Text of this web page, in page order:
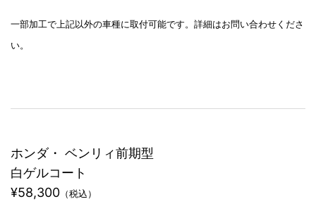
一部加工で上記以外の車種に取付可能です。詳細はお問い合わせくださ
い。
ホンダ・ ベンリィ前期型
白ゲルコート
¥58,300 （税込）